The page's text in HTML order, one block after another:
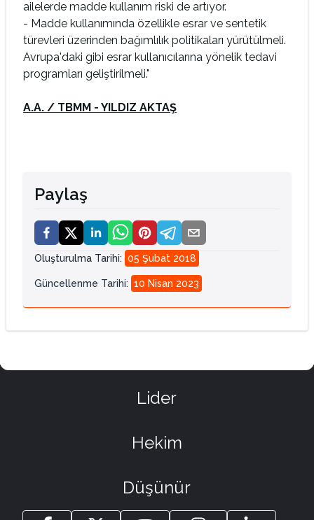
ailelerde madde kullanım riski de artıyor.
- Madde kullanımında özellikle esrar ve sentetik
türevleri üzerinden bağımlılık politikaları yürütülmeli.
Avrupa'daki gibi esrar kullanıcılarına yönelik tedavi
programları geliştirilmeli."
A.A. / TBMM - YILDIZ AKTAŞ
Paylaş
Oluşturulma Tarihi: 05 Şubat 2018
Güncellenme Tarihi: 10 Nisan 2023
Lider
Hekim
Düşünür